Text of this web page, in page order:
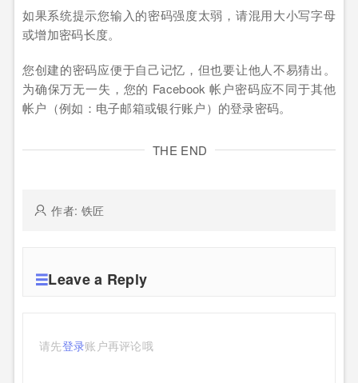
如果系统提示您输入的密码强度太弱，请混用大小写字母
或增加密码长度。
您创建的密码应便于自己记忆，但也要让他人不易猜出。
为确保万无一失，您的 Facebook 帐户密码应不同于其他
帐户（例如：电子邮箱或银行账户）的登录密码。
THE END
作者: 铁匠
Leave a Reply
请先登录账户再评论哦